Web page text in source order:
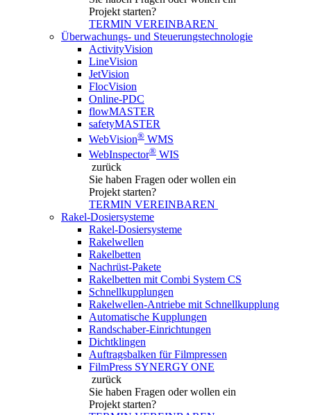
Projekt starten?
TERMIN VEREINBAREN
Überwachungs- und Steuerungstechnologie
ActivityVision
LineVision
JetVision
FlocVision
Online-PDC
flowMASTER
safetyMASTER
WebVision® WMS
WebInspector® WIS
zurück
Sie haben Fragen oder wollen ein
Projekt starten?
TERMIN VEREINBAREN
Rakel-Dosiersysteme
Rakel-Dosiersysteme
Rakelwellen
Rakelbetten
Nachrüst-Pakete
Rakelbetten mit Combi System CS
Schnellkupplungen
Rakelwellen-Antriebe mit Schnellkupplung
Automatische Kupplungen
Randschaber-Einrichtungen
Dichtklingen
Auftragsbalken für Filmpressen
FilmPress SYNERGY ONE
zurück
Sie haben Fragen oder wollen ein
Projekt starten?